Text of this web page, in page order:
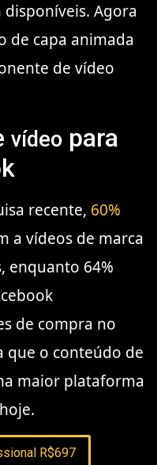
Agora
de capa animada
de vídeo
vídeo para
recente, 60%
a vídeos de marca
enquanto 64%
de compra no
que o conteúdo de
maior plataforma
R$697